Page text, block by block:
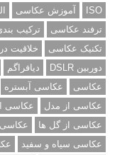
ISO آموزش عکاسی
ترفند عکاسی
ترکیب
تکنیک عکاسی
خلاقیت
دوربین DSLR
دیافراگم
عکاسی
عکاسی آبستره
عکاسی از مدل
عکاسی
عکاسی از گل ها
عکاسی
عکاسی سیاه و سفید